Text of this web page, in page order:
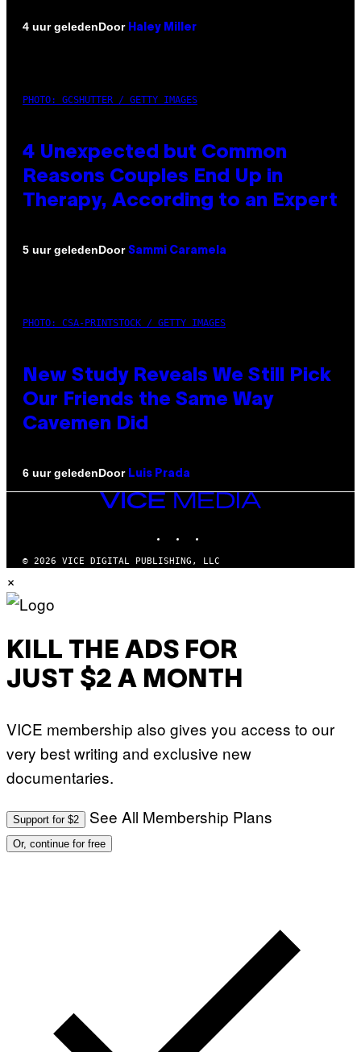
4 uur geledenDoor Haley Miller
PHOTO: GCSHUTTER / GETTY IMAGES
4 Unexpected but Common
Reasons Couples End Up in
Therapy, According to an Expert
5 uur geledenDoor Sammi Caramela
PHOTO: CSA-PRINTSTOCK / GETTY IMAGES
New Study Reveals We Still Pick
Our Friends the Same Way
Cavemen Did
6 uur geledenDoor Luis Prada
VICE
MEDIA
© 2026 VICE DIGITAL PUBLISHING, LLC
×
KILL THE ADS FOR
JUST $2 A MONTH
VICE membership also gives you access to our
very best writing and exclusive new
documentaries.
Support for $2 See All Membership Plans
Or, continue for free